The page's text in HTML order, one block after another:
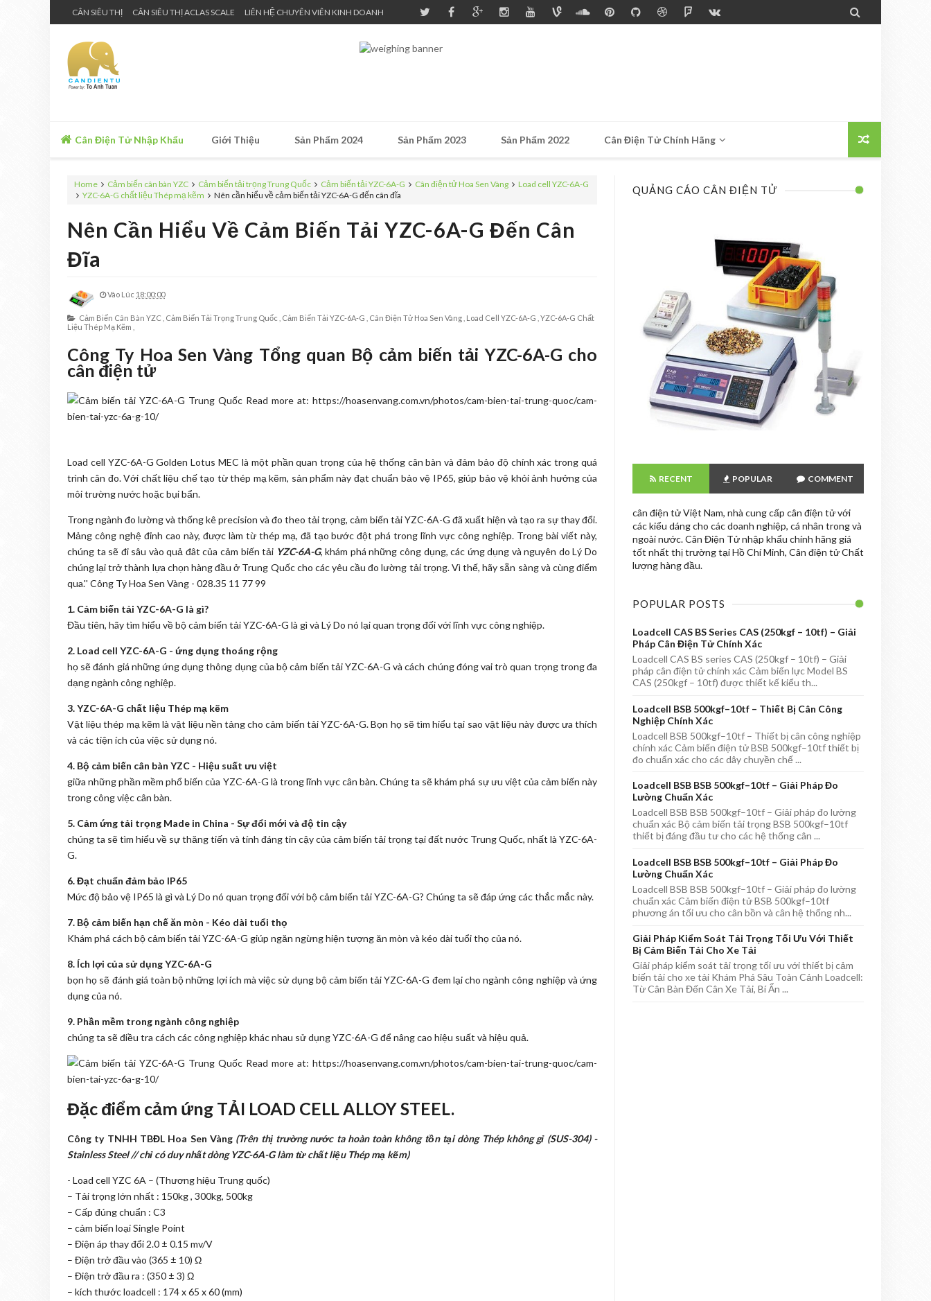
CÂN SIÊU THỊ CÂN SIÊU THỊ ACLAS SCALE LIÊN HỆ CHUYÊN VIÊN KINH DOANH 
Cân Điện Tử Nhập Khẩu Giới Thiệu Sản Phẩm 2024 Sản Phẩm 2023 Sản Phẩm 2022 Cân Điện Tử Chính Hãng
Home Cảm biến cân bàn YZC Cảm biến tải trọng Trung Quốc Cảm biến tải YZC-6A-G Cân điện tử Hoa Sen Vàng
Load cell YZC-6A-G
YZC-6A-G chất liệu Thép mạ kẽm
Nên cần hiểu về cảm biến tải YZC-6A-G đến cân đĩa
Nên Cần Hiểu Về Cảm Biến Tải YZC-6A-G Đến Cân
Đĩa
Vào Lúc 18:00:00
Cảm Biến Cân Bàn YZC , Cảm Biến Tải Trọng Trung Quốc , Cảm Biến Tải YZC-6A-G , Cân Điện Tử Hoa Sen Vàng , Load Cell YZC-6A-G , YZC-6A-G Chất
Liệu Thép Mạ Kẽm ,
Công Ty Hoa Sen Vàng Tổng quan Bộ cảm biến tải YZC-6A-G cho
cân điện tử
Load cell YZC-6A-G Golden Lotus MEC là một phần quan trọng của hệ thống cân bàn và đảm bảo độ chính xác trong quá
trình cân đo. Với chất liệu chế tạo từ thép mạ kẽm, sản phẩm này đạt chuẩn bảo vệ IP65, giúp bảo vệ khỏi ảnh hưởng của
môi trường nước hoặc bụi bẩn.
Trong ngành đo lường và thống kê precision và đo theo tải trọng, cảm biến tải YZC-6A-G đã xuất hiện và tạo ra sự thay đổi.
Mảng công nghệ đỉnh cao này, được làm từ thép mạ, đã tạo bước đột phá trong lĩnh vực công nghiệp. Trong bài viết này,
chúng ta sẽ đi sâu vào quả đât của cảm biến tải YZC-6A-G, khám phá những công dụng, các ứng dụng và nguyên do Lý Do
chúng lại trở thành lựa chọn hàng đầu ở Trung Quốc cho các yêu cầu đo lường tải trọng. Vì thế, hãy sẵn sàng và cùng điểm
qua.'' Công Ty Hoa Sen Vàng - 028.35 11 77 99
1. Cảm biến tải YZC-6A-G là gì?
Đầu tiên, hãy tìm hiểu về bộ cảm biến tải YZC-6A-G là gì và Lý Do nó lại quan trọng đối với lĩnh vực công nghiệp.
2. Load cell YZC-6A-G - ứng dụng thoáng rộng
họ sẽ đánh giá những ứng dụng thông dụng của bộ cảm biến tải YZC-6A-G và cách chúng đóng vai trò quan trọng trong đa
dạng ngành công nghiệp.
3. YZC-6A-G chất liệu Thép mạ kẽm
Vật liệu thép mạ kẽm là vật liệu nền tảng cho cảm biến tải YZC-6A-G. Bọn họ sẽ tìm hiểu tại sao vật liệu này được ưa thích
và các tiện ích của việc sử dụng nó.
4. Bộ cảm biến cân bàn YZC - Hiệu suất ưu việt
giữa những phần mềm phổ biến của YZC-6A-G là trong lĩnh vực cân bàn. Chúng ta sẽ khám phá sự ưu việt của cảm biến này
trong công việc cân bàn.
5. Cảm ứng tải trọng Made in China - Sự đổi mới và độ tin cậy
chúng ta sẽ tìm hiểu về sự thăng tiến và tính đáng tin cậy của cảm biến tải trọng tại đất nước Trung Quốc, nhất là YZC-6A-
G.
6. Đạt chuẩn đảm bảo IP65
Mức độ bảo vệ IP65 là gì và Lý Do nó quan trọng đối với bộ cảm biến tải YZC-6A-G? Chúng ta sẽ đáp ứng các thắc mắc này.
7. Bộ cảm biến hạn chế ăn mòn - Kéo dài tuổi thọ
Khám phá cách bộ cảm biến tải YZC-6A-G giúp ngăn ngừng hiện tượng ăn mòn và kéo dài tuổi thọ của nó.
8. Ích lợi của sử dụng YZC-6A-G
bọn họ sẽ đánh giá toàn bộ những lợi ích mà việc sử dụng bộ cảm biến tải YZC-6A-G đem lại cho ngành công nghiệp và ứng
dụng của nó.
9. Phần mềm trong ngành công nghiệp
chúng ta sẽ điều tra cách các công nghiệp khác nhau sử dụng YZC-6A-G để nâng cao hiệu suất và hiệu quả.
Đặc điểm cảm ứng TẢI LOAD CELL ALLOY STEEL.
Công ty TNHH TBĐL Hoa Sen Vàng (Trên thị trường nước ta hoàn toàn không tồn tại dòng Thép không gỉ (SUS-304) -
Stainless Steel // chỉ có duy nhất dòng YZC-6A-G làm từ chất liệu Thép mạ kẽm)
- Load cell YZC 6A – (Thương hiệu Trung quốc)
– Tải trọng lớn nhất : 150kg , 300kg, 500kg
– Cấp đúng chuẩn : C3
– cảm biến loại Single Point
– Điện áp thay đổi 2.0 ± 0.15 mv/V
– Điện trở đầu vào (365 ± 10) Ω
– Điện trở đầu ra : (350 ± 3) Ω
– kích thước loadcell : 174 x 65 x 60 (mm)
QUẢNG CÁO CÂN ĐIỆN TỬ
RECENT POPULAR COMMENT
cân điện tử Việt Nam, nhà cung cấp cân điện tử với
các kiểu dáng cho các doanh nghiệp, cá nhân trong và
ngoài nước. Cân Điện Tử nhập khẩu chính hãng giá
tốt nhất thị trường tại Hồ Chí Minh, Cân điện tử Chất
lượng hàng đầu.
POPULAR POSTS
Loadcell CAS BS Series CAS (250kgf – 10tf) – Giải
Pháp Cân Điện Tử Chính Xác
Loadcell CAS BS series CAS (250kgf – 10tf) – Giải
pháp cân điện tử chính xác Cảm biến lực Model BS
CAS (250kgf – 10tf) được thiết kế kiểu th...
Loadcell BSB 500kgf–10tf – Thiết Bị Cân Công
Nghiệp Chính Xác
Loadcell BSB 500kgf–10tf – Thiết bị cân công nghiệp
chính xác Cảm biến điện tử BSB 500kgf–10tf thiết bị
đo chuẩn xác cho các dây chuyền chế ...
Loadcell BSB BSB 500kgf–10tf – Giải Pháp Đo
Lường Chuẩn Xác
Loadcell BSB BSB 500kgf–10tf – Giải pháp đo lường
chuẩn xác Bộ cảm biến tải trọng BSB 500kgf–10tf
thiết bị đáng đầu tư cho các hệ thống cân ...
Loadcell BSB BSB 500kgf–10tf – Giải Pháp Đo
Lường Chuẩn Xác
Loadcell BSB BSB 500kgf–10tf – Giải pháp đo lường
chuẩn xác Cảm biến điện tử BSB 500kgf–10tf
phương án tối ưu cho cân bồn và cân hệ thống nh...
Giải Pháp Kiểm Soát Tải Trọng Tối Ưu Với Thiết
Bị Cảm Biến Tải Cho Xe Tải
Giải pháp kiểm soát tải trọng tối ưu với thiết bị cảm
biến tải cho xe tải Khám Phá Sâu Toàn Cảnh Loadcell:
Từ Cân Bàn Đến Cân Xe Tải, Bí Ẩn ...